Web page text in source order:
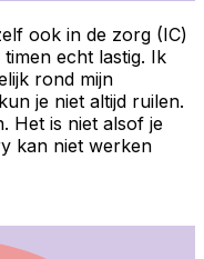
ook in de zorg (IC)
echt lastig. Ik
rond mijn
je niet altijd ruilen.
Het is niet alsof je
kan niet werken